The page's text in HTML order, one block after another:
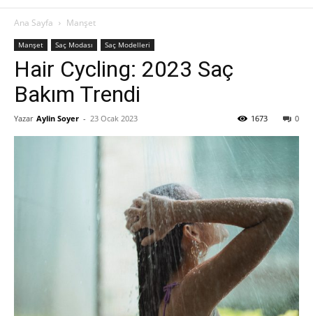
Ana Sayfa Manşet
Manşet Saç Modası Saç Modelleri
Hair Cycling: 2023 Saç
Bakım Trendi
Yazar Aylin Soyer - 23 Ocak 2023 0
1673